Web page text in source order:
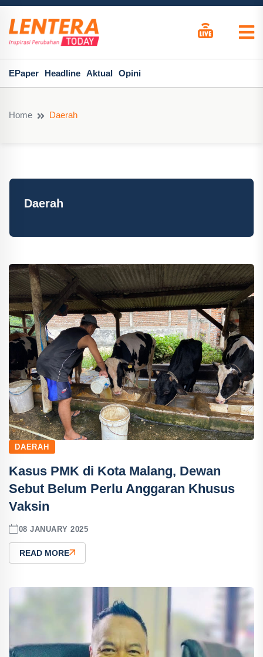
EPaper Headline Aktual Opini
Home Daerah
Daerah
DAERAH
Kasus PMK di Kota Malang, Dewan
Sebut Belum Perlu Anggaran Khusus
Vaksin
08 JANUARY 2025
READ MORE